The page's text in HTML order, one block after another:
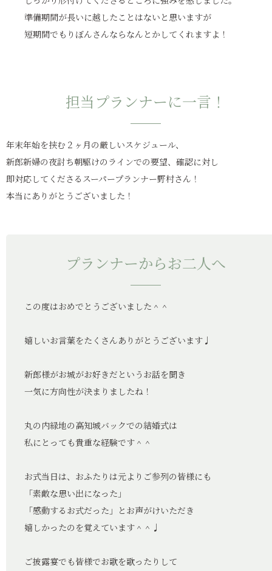
準備期間が長いに越したことはないと思いますが
短期間でもりぼんさんならなんとかしてくれますよ！
担当プランナーに一言！
年末年始を挟む２ヶ月の厳しいスケジュール、
新郎新婦の夜討ち朝駆けのラインでの要望、確認に対し
即対応してくださるスーパープランナー野村さん！
本当にありがとうございました！
プランナーからお二人へ
この度はおめでとうございました＾＾
嬉しいお言葉をたくさんありがとうございます♩
新郎様がお城がお好きだというお話を聞き
一気に方向性が決まりましたね！
丸の内緑地の高知城バックでの結婚式は
私にとっても貴重な経験です＾＾
お式当日は、おふたりは元よりご参列の皆様にも
「素敵な思い出になった」
「感動するお式だった」とお声がけいただき
嬉しかったのを覚えています＾＾♩
ご披露宴でも皆様でお歌を歌ったりして